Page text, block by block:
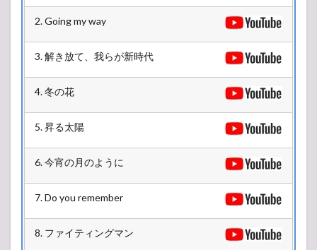
2. Going my way
3. 解き放て、我らが新時代
4. 冬の花
5. 昇る太陽
6. 今宵の月のように
7. Do you remember
8. ファイティングマン